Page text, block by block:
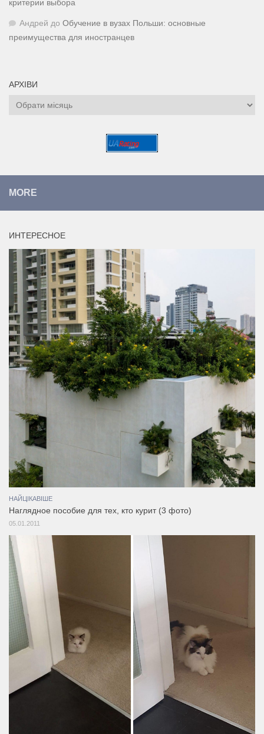
критерии выбора
Андрей до Обучение в вузах Польши: основные
преимущества для иностранцев
АРХІВИ
Архіви
MORE
ИНТЕРЕСНОЕ
НАЙЦІКАВІШЕ
Наглядное пособие для тех, кто курит (3 фото)
05.01.2011